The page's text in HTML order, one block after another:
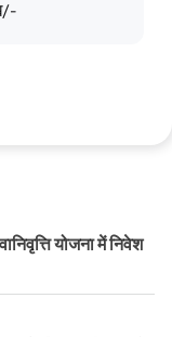
योजना में निवेश